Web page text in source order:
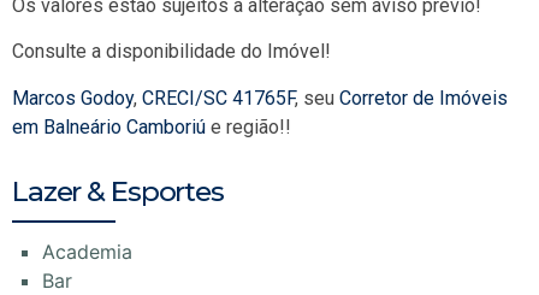
Os valores estão sujeitos a alteração sem aviso prévio!
Consulte a disponibilidade do Imóvel!
Marcos Godoy, CRECI/SC 41765F, seu Corretor de Imóveis
em Balneário Camboriú e região!!
Lazer & Esportes
Academia
Bar